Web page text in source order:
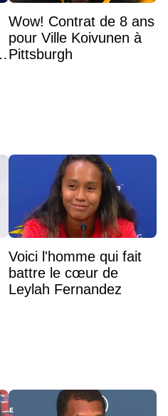
Wow! Contrat de 8 ans
pour Ville Koivunen à
Pittsburgh
Voici l'homme qui fait
battre le cœur de
Leylah Fernandez